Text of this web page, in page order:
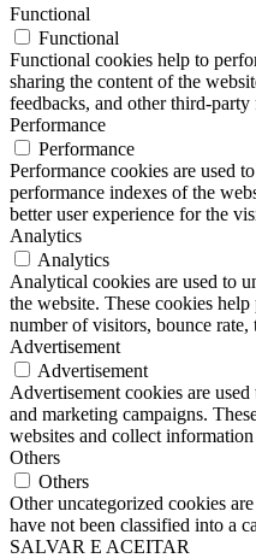
Functional
Functional
Functional cookies help to
sharing the content of the
feedbacks, and other third-party
Performance
Performance
Performance cookies are used
performance indexes of the
better user experience for the
Analytics
Analytics
Analytical cookies are used to
the website. These cookies
number of visitors, bounce rate,
Advertisement
Advertisement
Advertisement cookies are
and marketing campaigns.
websites and collect
Others
Others
Other uncategorized cookies
have not been classified into a
SALVAR E ACEITAR